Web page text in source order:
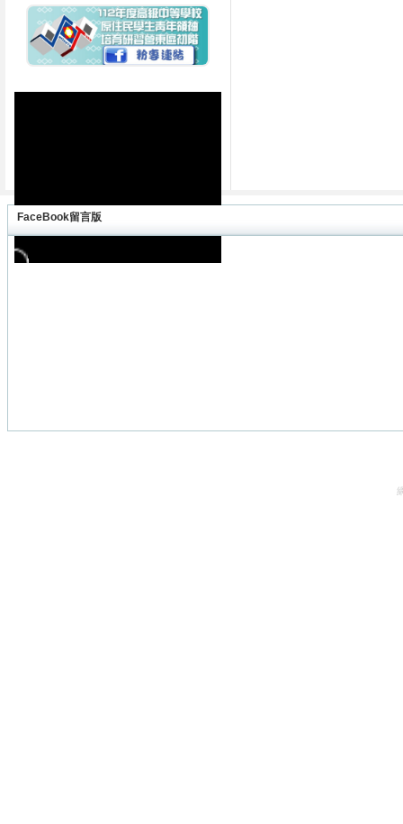
FaceBook留言版